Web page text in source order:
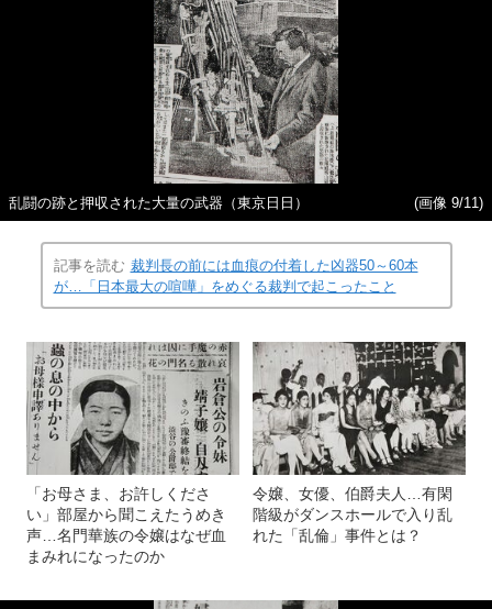
乱闘の跡と押収された大量の武器（東京日日） (画像 9/11)
記事を読む 裁判長の前には血痕の付着した凶器50～60本
が…「日本最大の喧嘩」をめぐる裁判で起こったこと
「お母さま、お許しくださ
い」部屋から聞こえたうめき
声…名門華族の令嬢はなぜ血
まみれになったのか
令嬢、女優、伯爵夫人…有閑
階級がダンスホールで入り乱
れた「乱倫」事件とは？